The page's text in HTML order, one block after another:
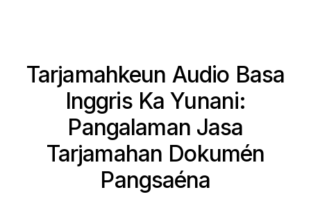
Tarjamahkeun Audio Basa
Inggris Ka Yunani:
Pangalaman Jasa
Tarjamahan Dokumén
Pangsaéna